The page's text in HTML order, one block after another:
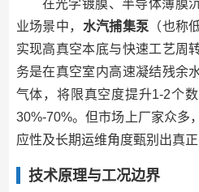
在光学镀膜、半导体薄膜
业场景中， 水汽捕集泵 （也称
实现高真空本底与快速工艺周
务是在真空室内高速凝结残余
气体，将限真空度提升1-2个
30%-70%。但市场上厂家众多
应性及长期运维角度甄别出真正
技术原理与工况边界